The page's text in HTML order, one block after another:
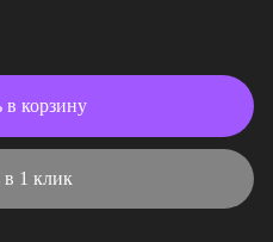
в корзину
1 клик